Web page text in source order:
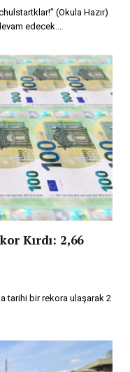
(Okula Hazır)
edecek.…
Kırdı: 2,66
tarihi bir rekora ulaşarak 2